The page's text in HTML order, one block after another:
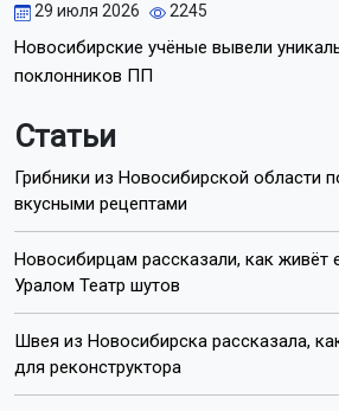
29 июля 2026 2245
Новосибирские учёные вывели
поклонников ПП
Статьи
Грибники из Новосибирской области
вкусными рецептами
Новосибирцам рассказали, как живёт
Уралом Театр шутов
Швея из Новосибирска рассказала,
для реконструктора